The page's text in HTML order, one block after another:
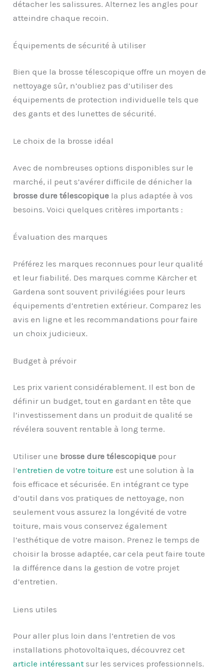
détacher les salissures. Alternez les angles pour
atteindre chaque recoin.
Équipements de sécurité à utiliser
Bien que la brosse télescopique offre un moyen de
nettoyage sûr, n’oubliez pas d’utiliser des
équipements de protection individuelle tels que
des gants et des lunettes de sécurité.
Le choix de la brosse idéal
Avec de nombreuses options disponibles sur le
marché, il peut s’avérer difficile de dénicher la
brosse dure télescopique la plus adaptée à vos
besoins. Voici quelques critères importants :
Évaluation des marques
Préférez les marques reconnues pour leur qualité
et leur fiabilité. Des marques comme Kärcher et
Gardena sont souvent privilégiées pour leurs
équipements d’entretien extérieur. Comparez les
avis en ligne et les recommandations pour faire
un choix judicieux.
Budget à prévoir
Les prix varient considérablement. Il est bon de
définir un budget, tout en gardant en tête que
l’investissement dans un produit de qualité se
révélera souvent rentable à long terme.
Utiliser une brosse dure télescopique pour
l’entretien de votre toiture est une solution à la
fois efficace et sécurisée. En intégrant ce type
d’outil dans vos pratiques de nettoyage, non
seulement vous assurez la longévité de votre
toiture, mais vous conservez également
l’esthétique de votre maison. Prenez le temps de
choisir la brosse adaptée, car cela peut faire toute
la différence dans la gestion de votre projet
d’entretien.
Liens utiles
Pour aller plus loin dans l’entretien de vos
installations photovoltaïques, découvrez cet
article intéressant sur les services professionnels.